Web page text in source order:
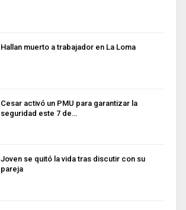
Hallan muerto a trabajador en La Loma
Cesar activó un PMU para garantizar la
seguridad este 7 de…
Joven se quitó la vida tras discutir con su
pareja